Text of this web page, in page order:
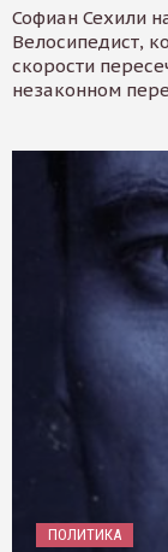
Софиан Сехили
Велосипедист,
скорости
незаконном
ПОЛИТИКА